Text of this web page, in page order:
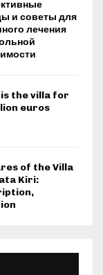
и советы для
лечения
the villa for
euros
of the Villa
Kiri: